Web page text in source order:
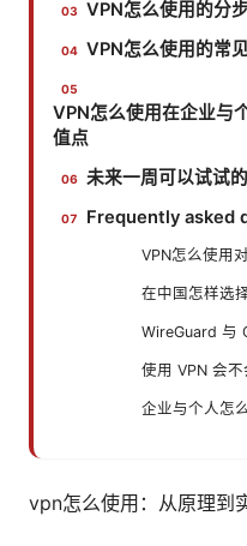
VPN怎么使用的分
VPN怎么使用的常
VPN怎么使用在企业与
值点
未来一周可以试试
Frequently asked
VPN怎么使用
在中国怎样选
WireGuard 与
使用 VPN 会
企业与个人怎
vpn怎么使用：从原理到